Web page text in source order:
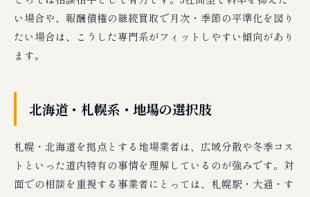
い場合や、報酬債権の継続買取で月次・季節の平準化を図り
たい場合は、こうした専門系がフィットしやすい傾向があり
ます。
北海道・札幌系・地場の選択肢
札幌・北海道を拠点とする地場業者は、広域分散や冬季コス
トといった道内特有の事情を理解しているのが強みです。対
面での相談を重視する事業者にとっては、札幌駅・大通・す